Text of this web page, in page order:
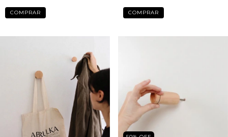
COMPRAR COMPRAR